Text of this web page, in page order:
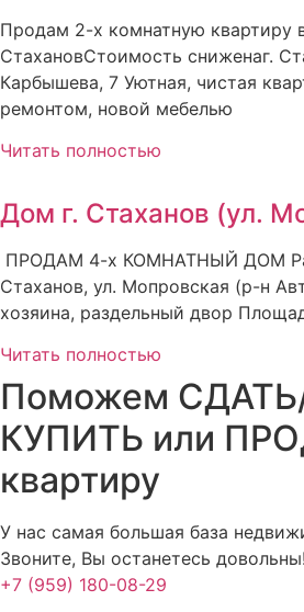
Продам 2-х комнатную квартиру
СтахановСтоимость сниженаг.
Карбышева, 7 Уютная, чистая
ремонтом, новой мебелью
Читать полностью
Дом г. Стаханов (ул.
ПРОДАМ 4-х КОМНАТНЫЙ ДОМ
Стаханов, ул. Мопровская (р-н
хозяина, раздельный двор
Читать полностью
Поможем
КУПИТЬ или
квартиру
У нас самая большая база
Звоните, Вы останетесь довольны!
+7 (959) 180-08-29